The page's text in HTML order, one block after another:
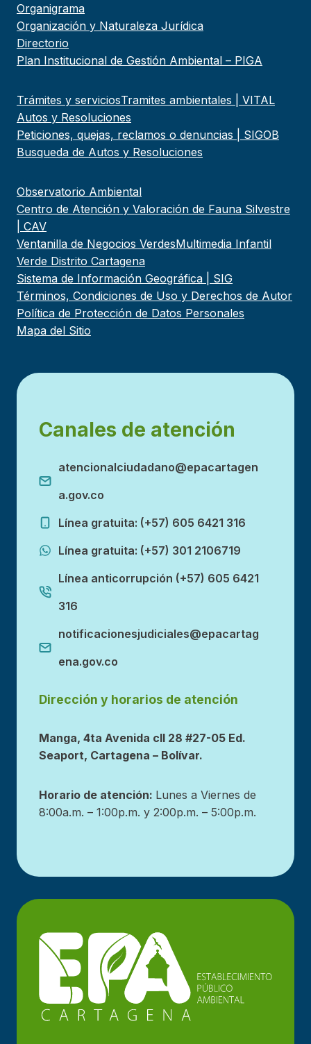
Organigrama
Organización y Naturaleza Jurídica
Directorio
Plan Institucional de Gestión Ambiental – PIGA
Trámites y serviciosTramites ambientales | VITAL
Autos y Resoluciones
Peticiones, quejas, reclamos o denuncias | SIGOB
Busqueda de Autos y Resoluciones
Observatorio Ambiental
Centro de Atención y Valoración de Fauna Silvestre
| CAV
Ventanilla de Negocios VerdesMultimedia Infantil
Verde Distrito Cartagena
Sistema de Información Geográfica | SIG
Términos, Condiciones de Uso y Derechos de Autor
Política de Protección de Datos Personales
Mapa del Sitio
Canales de atención
atencionalciudadano@epacartagen
a.gov.co
Línea gratuita: (+57) 605 6421 316
Línea gratuita: (+57) 301 2106719
Línea anticorrupción (+57) 605 6421
316
notificacionesjudiciales@epacartag
ena.gov.co
Dirección y horarios de atención
Manga, 4ta Avenida cll 28 #27-05 Ed.
Seaport, Cartagena – Bolívar.
Horario de atención: Lunes a Viernes de
8:00a.m. – 1:00p.m. y 2:00p.m. – 5:00p.m.